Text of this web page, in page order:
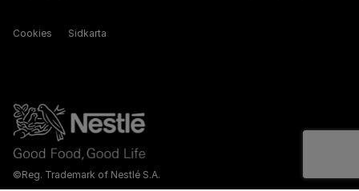
©Reg. Trademark of Nestlé S.A.
Cookies Sidkarta